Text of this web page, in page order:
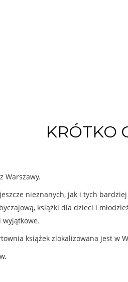
KRÓTKO
Warszawy.
nieznanych, jak i tych
książki dla dzieci i
wyjątkowe.
książek zlokalizowana jest w